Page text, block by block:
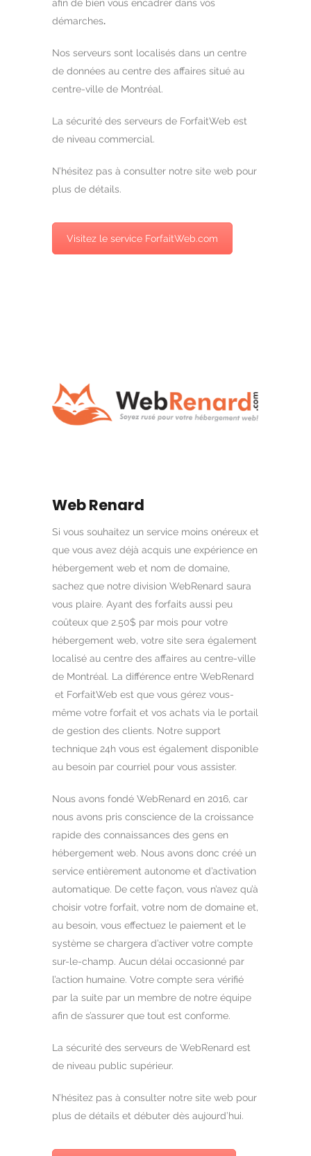
afin de bien vous encadrer dans vos
démarches.
Nos serveurs sont localisés dans un centre
de données au centre des affaires situé au
centre-ville de Montréal.
La sécurité des serveurs de ForfaitWeb est
de niveau commercial.
N’hésitez pas à consulter notre site web pour
plus de détails.
Visitez le service ForfaitWeb.com
Web Renard
Si vous souhaitez un service moins onéreux et
que vous avez déjà acquis une expérience en
hébergement web et nom de domaine,
sachez que notre division WebRenard saura
vous plaire. Ayant des forfaits aussi peu
coûteux que 2.50$ par mois pour votre
hébergement web, votre site sera également
localisé au centre des affaires au centre-ville
de Montréal. La différence entre WebRenard
et ForfaitWeb est que vous gérez vous-
même votre forfait et vos achats via le portail
de gestion des clients. Notre support
technique 24h vous est également disponible
au besoin par courriel pour vous assister.
Nous avons fondé WebRenard en 2016, car
nous avons pris conscience de la croissance
rapide des connaissances des gens en
hébergement web. Nous avons donc créé un
service entièrement autonome et d’activation
automatique. De cette façon, vous n’avez qu’à
choisir votre forfait, votre nom de domaine et,
au besoin, vous effectuez le paiement et le
système se chargera d’activer votre compte
sur-le-champ. Aucun délai occasionné par
l’action humaine. Votre compte sera vérifié
par la suite par un membre de notre équipe
afin de s’assurer que tout est conforme.
La sécurité des serveurs de WebRenard est
de niveau public supérieur.
N’hésitez pas à consulter notre site web pour
plus de détails et débuter dès aujourd’hui.